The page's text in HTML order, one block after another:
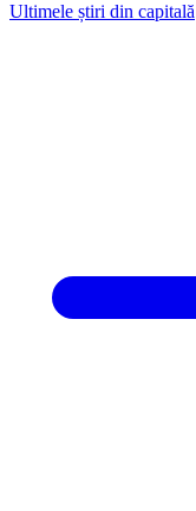
Ultimele știri din capitală